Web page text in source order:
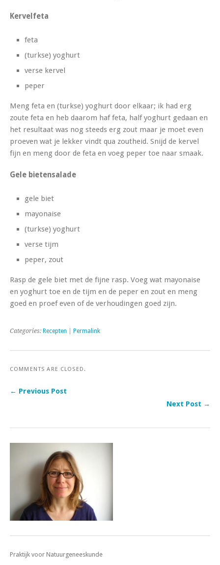
Kervelfeta
feta
(turkse) yoghurt
verse kervel
peper
Meng feta en (turkse) yoghurt door elkaar; ik had erg
zoute feta en heb daarom haf feta, half yoghurt gedaan en
het resultaat was nog steeds erg zout maar je moet even
proeven wat je lekker vindt qua zoutheid. Snijd de kervel
fijn en meng door de feta en voeg peper toe naar smaak.
Gele bietensalade
gele biet
mayonaise
(turkse) yoghurt
verse tijm
peper, zout
Rasp de gele biet met de fijne rasp. Voeg wat mayonaise
en yoghurt toe en de tijm en de peper en zout en meng
goed en proef even of de verhoudingen goed zijn.
Categories: Recepten Permalink
COMMENTS ARE CLOSED.
← Previous Post
Next Post →
Praktijk voor Natuurgeneeskunde